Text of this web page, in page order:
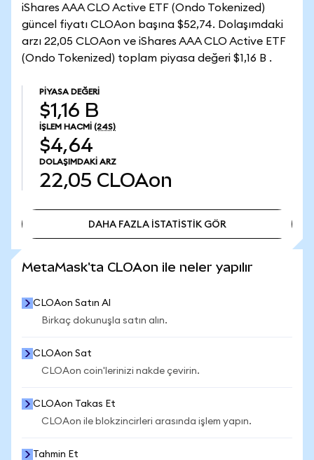
iShares AAA CLO Active ETF (Ondo Tokenized)
güncel fiyatı CLOAon başına $52,74. Dolaşımdaki
arzı 22,05 CLOAon ve iShares AAA CLO Active ETF
(Ondo Tokenized) toplam piyasa değeri $1,16 B .
PIYASA DEĞERI
$1,16 B
İŞLEM HACMI (24S)
$4,64
DOLAŞIMDAKI ARZ
22,05 CLOAon
DAHA FAZLA İSTATİSTİK GÖR
MetaMask'ta CLOAon ile neler yapılır
CLOAon Satın Al
Birkaç dokunuşla satın alın.
CLOAon Sat
CLOAon coin'lerinizi nakde çevirin.
CLOAon Takas Et
CLOAon ile blokzincirleri arasında işlem yapın.
Tahmin Et